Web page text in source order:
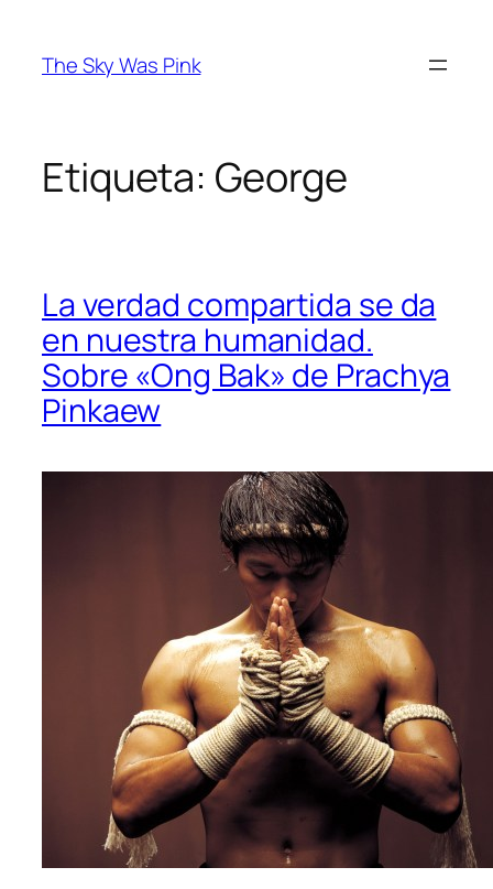
contenido
The Sky Was Pink
Etiqueta: George
La verdad compartida se da
en nuestra humanidad.
Sobre «Ong Bak» de Prachya
Pinkaew